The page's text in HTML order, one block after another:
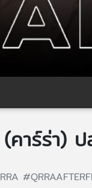
(คาร์ร่า)